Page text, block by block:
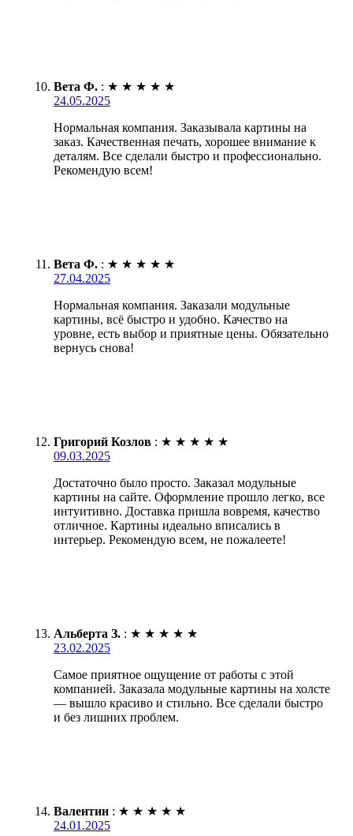
Вета Ф. : ★ ★ ★ ★ ★
24.05.2025
Нормальная компания. Заказывала картины на
заказ. Качественная печать, хорошее внимание к
деталям. Все сделали быстро и профессионально.
Рекомендую всем!
Вета Ф. : ★ ★ ★ ★ ★
27.04.2025
Нормальная компания. Заказали модульные
картины, всё быстро и удобно. Качество на
уровне, есть выбор и приятные цены. Обязательно
вернусь снова!
Григорий Козлов : ★ ★ ★ ★ ★
09.03.2025
Достаточно было просто. Заказал модульные
картины на сайте. Оформление прошло легко, все
интуитивно. Доставка пришла вовремя, качество
отличное. Картины идеально вписались в
интерьер. Рекомендую всем, не пожалеете!
Альберта З. : ★ ★ ★ ★ ★
23.02.2025
Самое приятное ощущение от работы с этой
компанией. Заказала модульные картины на холсте
— вышло красиво и стильно. Все сделали быстро
и без лишних проблем.
Валентин : ★ ★ ★ ★ ★
24.01.2025